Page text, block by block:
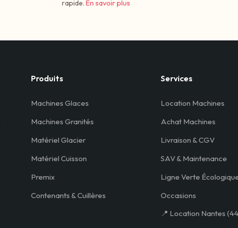
rapide. En savoir plus
Produits
Machines Glaces
Machines Granités
Matériel Glacier
Matériel Cuisson
Premix
Contenants & Cuillères
Services
Location Machines
Achat Machines
Livraison & CGV
SAV & Maintenance
Ligne Verte
Occasions
📍 Location Nantes